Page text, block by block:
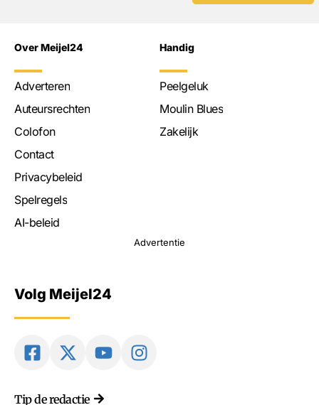
Over Meijel24
Adverteren
Auteursrechten
Colofon
Contact
Privacybeleid
Spelregels
AI-beleid
Handig
Peelgeluk
Moulin Blues
Zakelijk
Advertentie
Volg Meijel24
Tip de redactie